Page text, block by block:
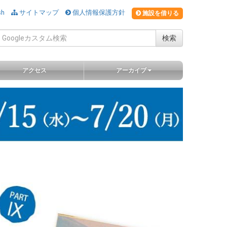
サイトマップ 個人情報保護方針 施設を借りる
検索
アクセス アーカイブ